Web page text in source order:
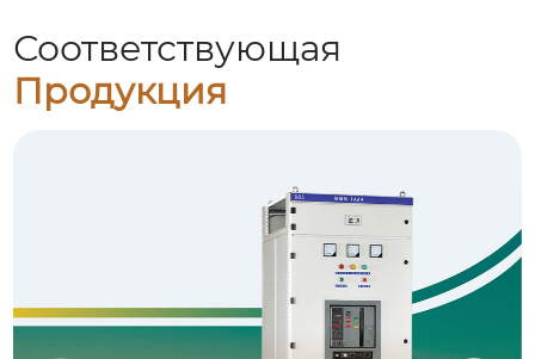
Соответствующая
Продукция